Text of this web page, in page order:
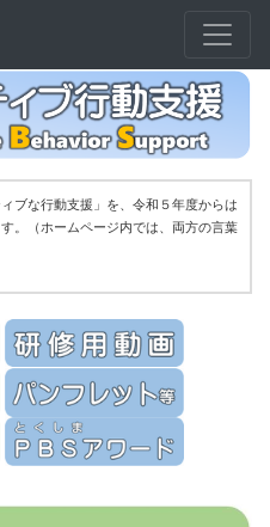
ブな行動支援」を、令和５年度からは
。（ホームページ内では、両方の言葉